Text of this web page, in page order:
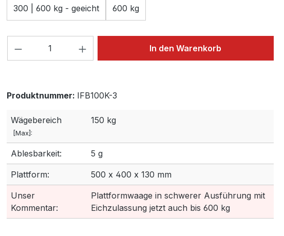
300 | 600 kg - geeicht 600 kg
Produkt Anzahl: Gib den gewünschten Wert
In den Warenkorb
Produktnummer: IFB100K-3
Wägebereich
[Max]:
150 kg
Ablesbarkeit: 5 g
Plattform: 500 x 400 x 130 mm
Unser
Kommentar:
Plattformwaage in schwerer Ausführung mit
Eichzulassung jetzt auch bis 600 kg